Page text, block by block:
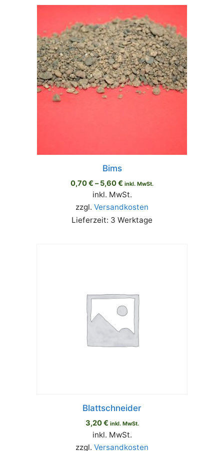
Bims
0,70€ –5,60€ inkl. MwSt.
inkl. MwSt.
zzgl. Versandkosten
Lieferzeit: 3 Werktage
Blattschneider
3,20€ inkl. MwSt.
inkl. MwSt.
zzgl. Versandkosten